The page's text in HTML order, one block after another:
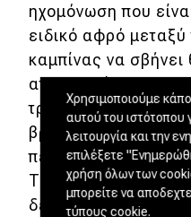
ηχομόνωση που
ειδικό αφρό μεταξύ
καμπίνας να
απορροφά
τρόπο σε κάθε
βρίσκονται εκεί
περιμένεις να
Τον μοχλοδιακόπτη
δεξιά πλευρά της
Χρησιμοποιούμε
αυτού του ιστότοπου
λειτουργία και την
επιλέξετε
χρήση όλων των
μπορείτε να
τύπους cookie.